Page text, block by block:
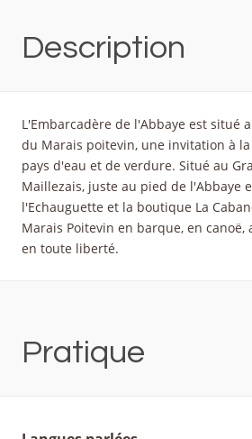
Description
L'Embarcadère de l'Abbaye est situé
du Marais poitevin, une invitation à
pays d'eau et de verdure. Situé au
Maillezais, juste au pied de l'Abbaye
l'Echauguette et la boutique La
Marais Poitevin en barque, en canoë,
en toute liberté.
Pratique